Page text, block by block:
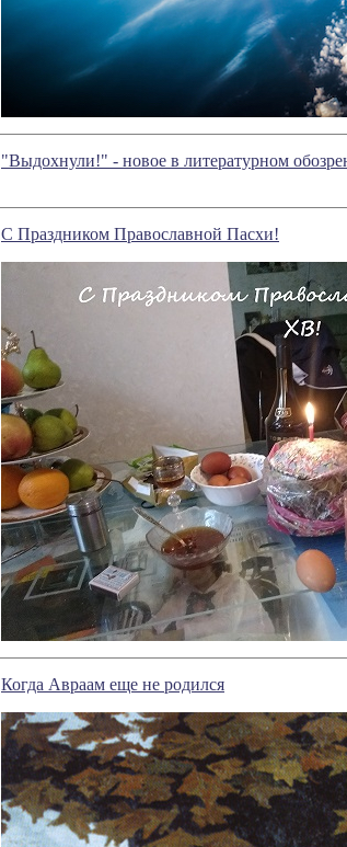
"Выдохнули!" - новое в литературном
C Праздником Православной Пасхи!
Когда Авраам еще не родился